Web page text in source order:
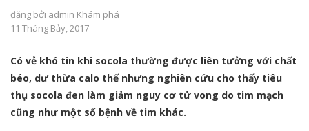
đăng bởi admin Khám phá
11 Tháng Bảy, 2017
Có vẻ khó tin khi socola thường được liên tưởng với chất
béo, dư thừa calo thế nhưng nghiên cứu cho thấy tiêu
thụ socola đen làm giảm nguy cơ tử vong do tim mạch
cũng như một số bệnh về tim khác.